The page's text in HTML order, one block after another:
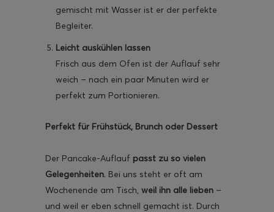
gemischt mit Wasser ist er der perfekte
Begleiter.
Leicht auskühlen lassen
Frisch aus dem Ofen ist der Auflauf sehr
weich – nach ein paar Minuten wird er
perfekt zum Portionieren.
Perfekt für Frühstück, Brunch oder Dessert
Der Pancake-Auflauf passt zu so vielen
Gelegenheiten. Bei uns steht er oft am
Wochenende am Tisch, weil ihn alle lieben –
und weil er eben schnell gemacht ist. Durch